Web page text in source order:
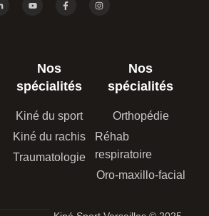
Nos
spécialités
Kiné du sport
Kiné du rachis
Traumatologie
Nos
spécialités
Orthopédie
Réhab
respiratoire
Oro-maxillo-facial